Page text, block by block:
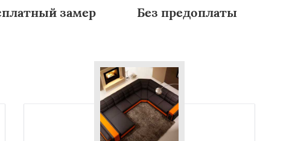
замер Без предоплаты